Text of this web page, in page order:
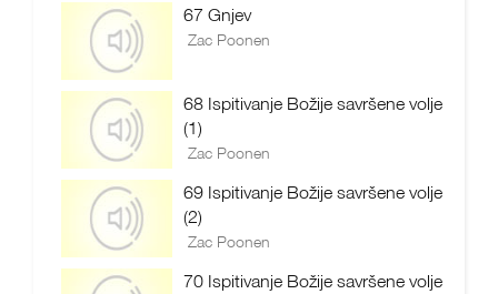
67 Gnjev
Zac Poonen
68 Ispitivanje Božije savršene volje
(1)
Zac Poonen
69 Ispitivanje Božije savršene volje
(2)
Zac Poonen
70 Ispitivanje Božije savršene volje